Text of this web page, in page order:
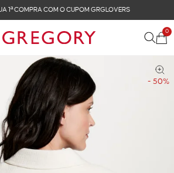
1ª COMPRA COM O CUPOM GRGLOVERS
0
- 50%